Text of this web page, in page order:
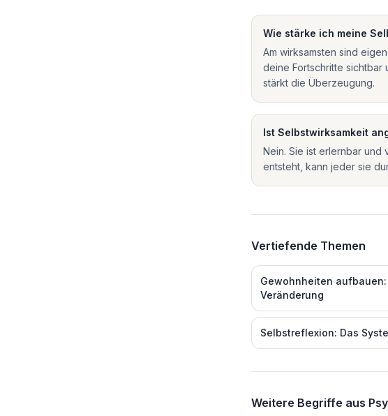
Wie stärke ich meine
Am wirksamsten sind
deine Fortschritte
stärkt die Überzeugung.
Ist Selbstwirksamkeit
Nein. Sie ist erlernbar und
entsteht, kann jeder sie
Vertiefende Themen
Gewohnheiten
Veränderung
Selbstreflexion: Das
Weitere Begriffe aus